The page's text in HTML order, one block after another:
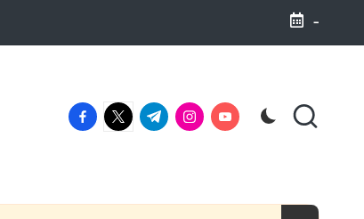
-
facebook.com
twitter.com
t.me instagram.com
youtube.com